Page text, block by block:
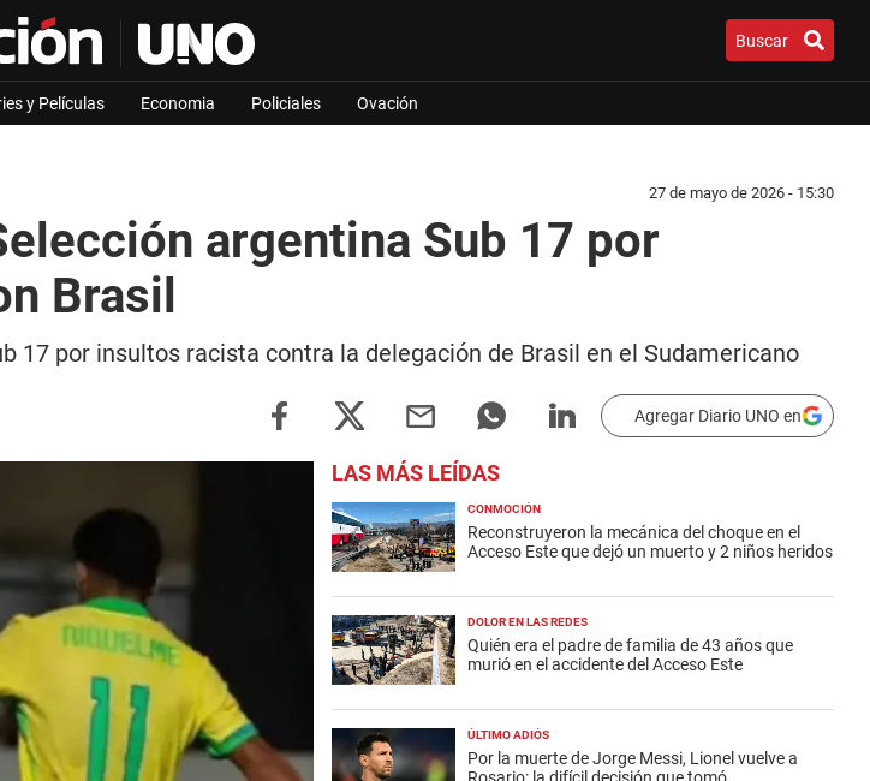
Buscar
y Películas Economia Policiales Ovación
27 de mayo de 2026 - 15:30
argentina Sub 17 por
Brasil
17 por insultos racista contra la delegación de Brasil en el Sudamericano
Agregar Diario UNO en
LAS MÁS LEÍDAS
CONMOCIÓN
Reconstruyeron la mecánica del choque en el
Acceso Este que dejó un muerto y 2 niños heridos
DOLOR EN LAS REDES
Quién era el padre de familia de 43 años que
murió en el accidente del Acceso Este
ÚLTIMO ADIÓS
Por la muerte de Jorge Messi, Lionel vuelve a